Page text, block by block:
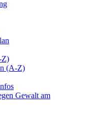
Z)
(A-Z)
Gewalt am